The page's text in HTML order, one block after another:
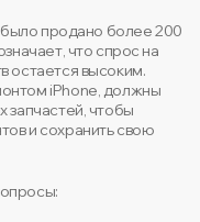
продано более 200
что спрос на
остается высоким.
iPhone, должны
запчастей, чтобы
и сохранить свою